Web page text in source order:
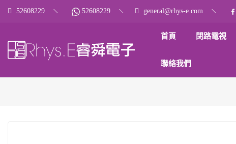
52608229 52608229 general@rhys-e.com
首頁 閉路電視
聯絡我們